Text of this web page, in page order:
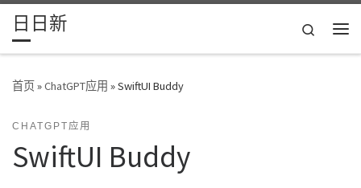
Skip to content
日日新
Search
首页»ChatGPT应用 »SwiftUI Buddy
CHATGPT应用
SwiftUI Buddy